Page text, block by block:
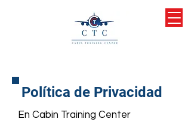
Política de Privacidad
En Cabin Training Center